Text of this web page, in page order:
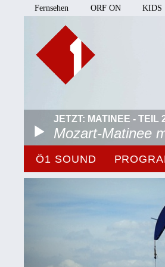
Fernsehen ORF ON KIDS
JETZT: MATINEE - TEIL
Mozart-Matinee
Ö1 SOUND